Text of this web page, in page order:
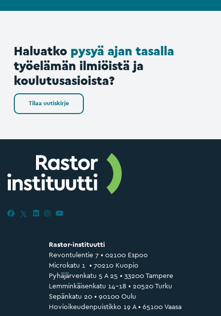
Haluatko pysyä ajan tasalla
työelämän ilmiöistä ja
koulutusasioista?
Tilaa uutiskirje
Rastor-instituutti
Revontulentie 7 • 02100 Espoo
Microkatu 1 • 70210 Kuopio
Pyhäjärvenkatu 5 A 25 • 33200 Tampere
Lemminkäisenkatu 14–18 • 20520 Turku
Sepänkatu 20 • 90100 Oulu
Hovioikeudenpuistikko 19 A • 65100 Vaasa